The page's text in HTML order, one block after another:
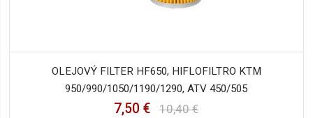
OLEJOVÝ FILTER HF650, HIFLOFILTRO KTM
950/990/1050/1190/1290, ATV 450/505
7,50 € 10,40 €